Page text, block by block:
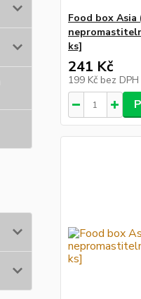
Food box Asia
ks]
241 Kč
199 Kč bez DPH